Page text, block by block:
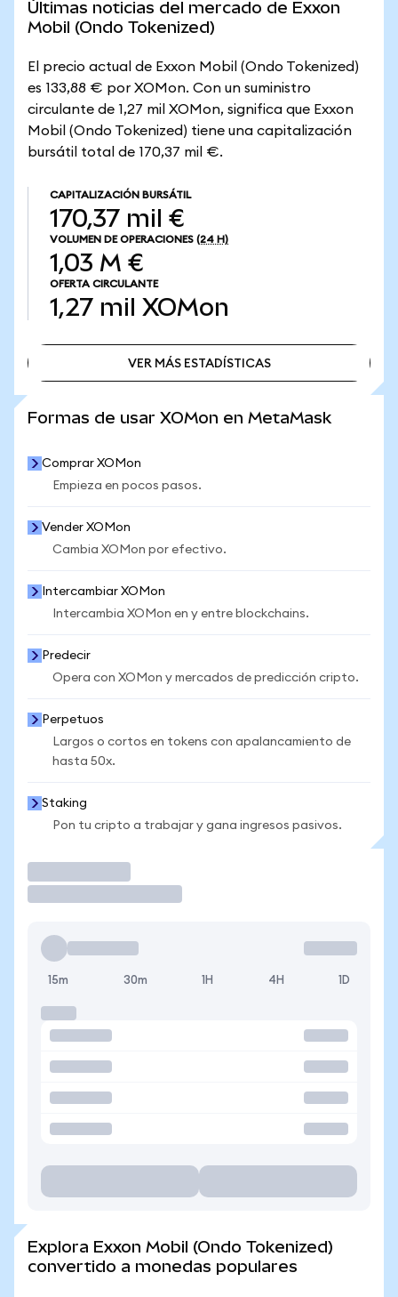
Últimas noticias del mercado de Exxon
Mobil (Ondo Tokenized)
El precio actual de Exxon Mobil (Ondo Tokenized)
es 133,88 € por XOMon. Con un suministro
circulante de 1,27 mil XOMon, significa que Exxon
Mobil (Ondo Tokenized) tiene una capitalización
bursátil total de 170,37 mil €.
CAPITALIZACIÓN BURSÁTIL
170,37 mil €
VOLUMEN DE OPERACIONES (24 H)
1,03 M €
OFERTA CIRCULANTE
1,27 mil XOMon
VER MÁS ESTADÍSTICAS
Formas de usar XOMon en MetaMask
Comprar XOMon
Empieza en pocos pasos.
Vender XOMon
Cambia XOMon por efectivo.
Intercambiar XOMon
Intercambia XOMon en y entre blockchains.
Predecir
Opera con XOMon y mercados de predicción cripto.
Perpetuos
Largos o cortos en tokens con apalancamiento de
hasta 50x.
Staking
Pon tu cripto a trabajar y gana ingresos pasivos.
15m 30m 1H 4H 1D
Explora Exxon Mobil (Ondo Tokenized)
convertido a monedas populares